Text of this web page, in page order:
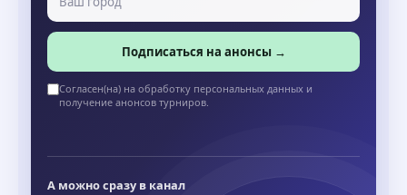
Подписаться на анонсы →
Согласен(на) на обработку персональных данных и
получение анонсов турниров.
А можно сразу в канал